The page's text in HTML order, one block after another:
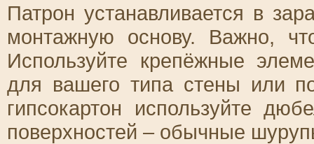
Патрон устанавливается в
монтажную основу. Важно,
Используйте крепёжные
для вашего типа стены или
гипсокартон используйте
поверхностей – обычные